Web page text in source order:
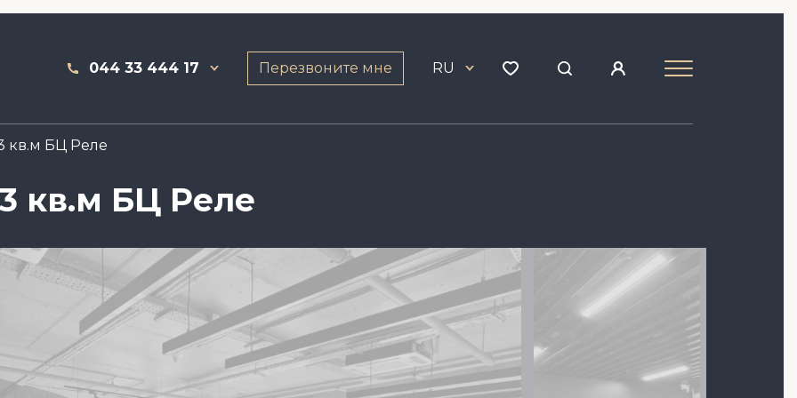
044 33 444 17 Перезвоните мне RU
кв.м БЦ Реле
кв.м БЦ Реле
Image